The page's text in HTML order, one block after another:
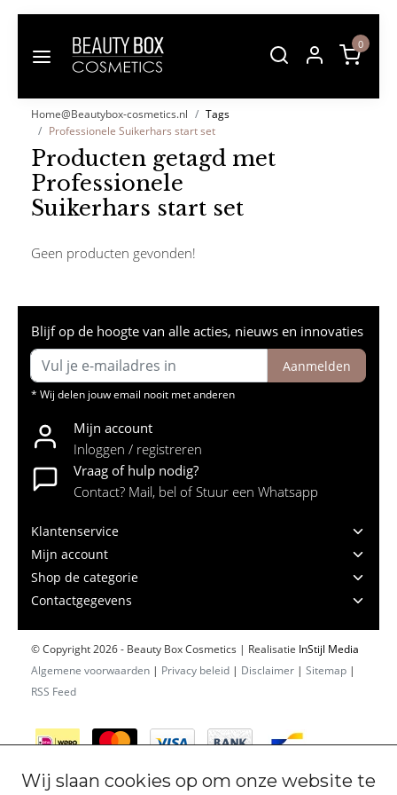
0
Home@Beautybox-cosmetics.nl
Tags
Professionele Suikerhars start set
Producten getagd met
Professionele
Suikerhars start set
Geen producten gevonden!
Blijf op de hoogte van alle acties, nieuws en innovaties
Aanmelden
* Wij delen jouw email nooit met anderen
Mijn account
Inloggen / registreren
Vraag of hulp nodig?
Contact? Mail, bel of Stuur een Whatsapp
Klantenservice
Mijn account
Shop de categorie
Contactgegevens
© Copyright 2026 - Beauty Box Cosmetics | Realisatie InStijl Media
Algemene voorwaarden | Privacy beleid | Disclaimer | Sitemap |
RSS Feed
Wij slaan cookies op om onze website te